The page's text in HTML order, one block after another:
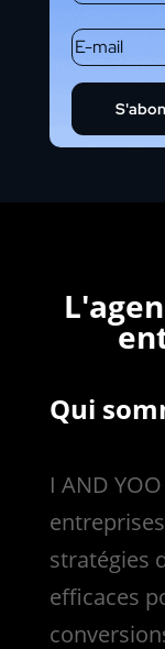
Qui
I AND
stratégies
efficaces